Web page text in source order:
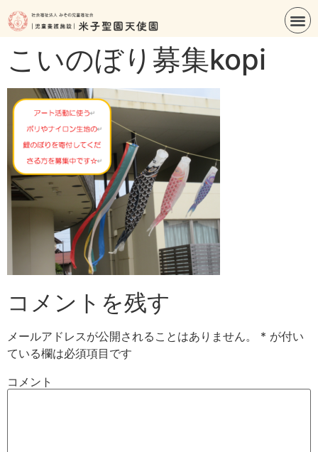
こいのぼり募集kopi
コメントを残す
メールアドレスが公開されることはありません。 * が付い
ている欄は必須項目です
コメント